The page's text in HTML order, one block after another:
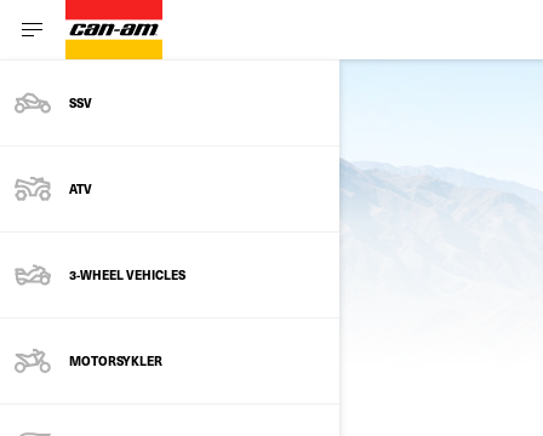
SSV
ATV
3-WHEEL VEHICLES
MOTORSYKLER
Se gjeldende årsmodell